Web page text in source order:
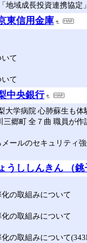
地域成長投資連携協定
東信用金庫
て
て
中央銀行
大学病院 心肺蘇生も
郷町 全７曲 職員が作
ールのセキュリティ
うししんきん （銚
の取組みについて
の取組みについて
の取組みについて